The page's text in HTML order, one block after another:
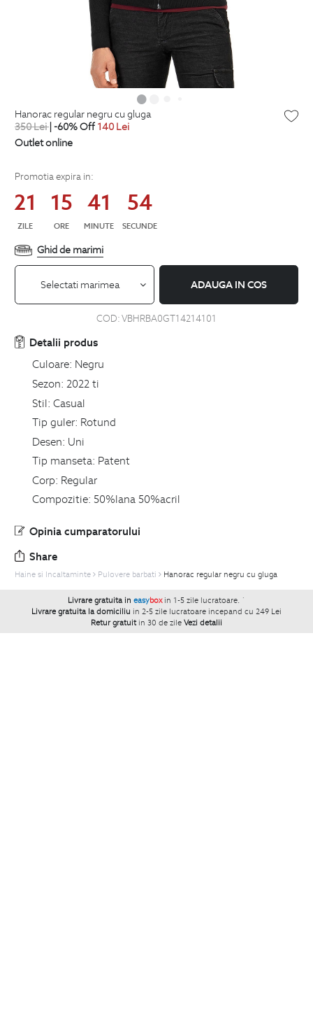
hanorac regular negru cu gluga
350Lei| -60% Off 140 Lei
Outlet online
Promotia expira in:
21
ZILE
15
ORE
41
MINUTE
53
SECUNDE
Ghid de marimi
Selectati marimea ADAUGA IN COS
COD:VBHRBA0GT14214101
Detalii produs
Culoare: Negru
Sezon: 2022 ti
Stil: Casual
Tip guler: Rotund
Desen: Uni
Tip manseta: Patent
Corp: Regular
Compozitie: 50%lana 50%acril
Opinia cumparatorului
Share
Haine si Incaltaminte Pulovere barbati Hanorac regular negru cu gluga
Livrare gratuita in easybox in 1-5 zile lucratoare. `
Livrare gratuita la domiciliu in 2-5 zile lucratoare incepand cu 249 Lei
Retur gratuit in 30 de zile Vezi detalii